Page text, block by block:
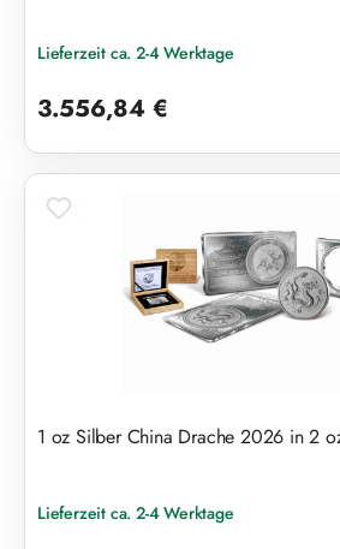
Lieferzeit ca. 2-4 Werktage
3.556,84 €
1 oz Silber China Drache 2026 in 2
Lieferzeit ca. 2-4 Werktage